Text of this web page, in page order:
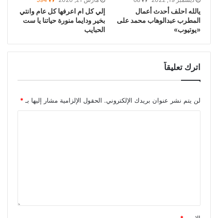
يالله احلف أحدث أعمال
المطرب عبدالوهاب محمد على
«يوتيوب»
إلي كل ام اعرفها كل عام وانتي
بخير ودايما منورة حياتنا يا ست
الحبايب
اترك تعليقاً
لن يتم نشر عنوان بريدك الإلكتروني. الحقول الإلزامية مشار إليها بـ *